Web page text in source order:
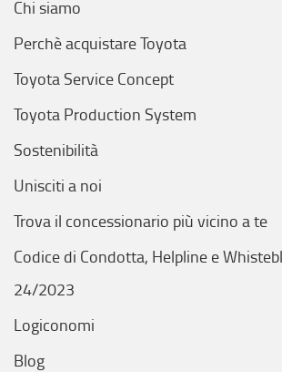
Chi siamo
Perchè acquistare Toyota
Toyota Service Concept
Toyota Production System
Sostenibilità
Unisciti a noi
Trova il concessionario più vicino a te
Codice di Condotta, Helpline e
24/2023
Logiconomi
Blog